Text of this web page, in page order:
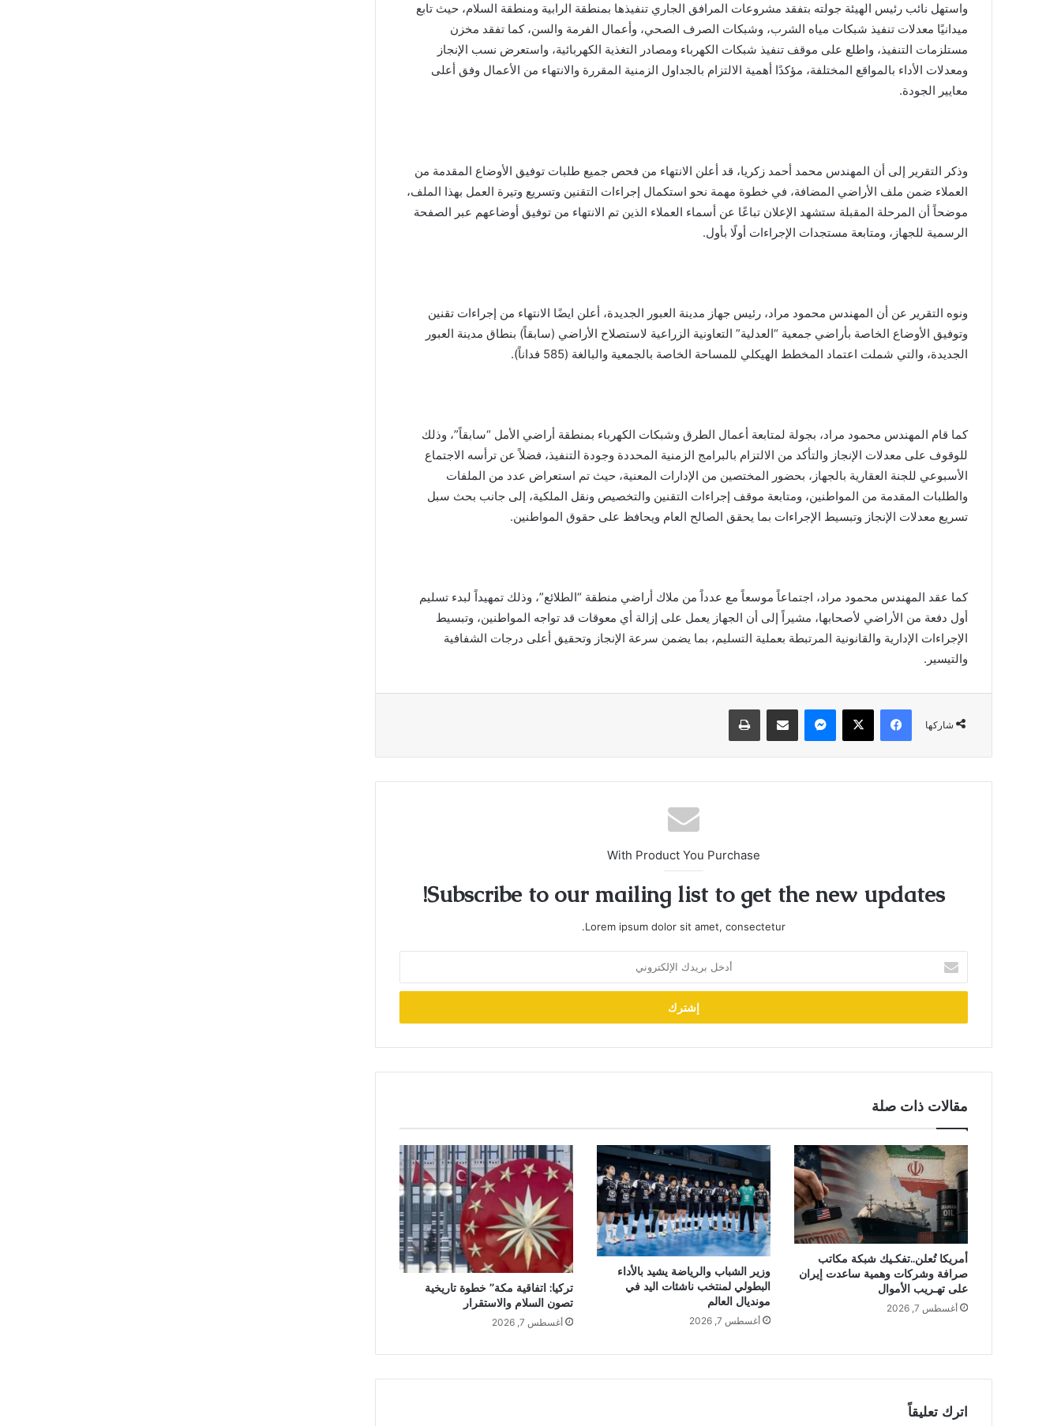
واستهل نائب رئيس الهيئة جولته بتفقد مشروعات المرافق الجاري تنفيذها بمنطقة الرابية ومنطقة السلام، حيث تابع
ميدانيًا معدلات تنفيذ شبكات مياه الشرب، وشبكات الصرف الصحي، وأعمال الفرمة والسن، كما تفقد مخزن
مستلزمات التنفيذ، واطلع على موقف تنفيذ شبكات الكهرباء ومصادر التغذية الكهربائية، واستعرض نسب الإنجاز
ومعدلات الأداء بالمواقع المختلفة، مؤكدًا أهمية الالتزام بالجداول الزمنية المقررة والانتهاء من الأعمال وفق أعلى
معايير الجودة.
وذكر التقرير إلى أن المهندس محمد أحمد زكريا، قد أعلن الانتهاء من فحص جميع طلبات توفيق الأوضاع المقدمة من
العملاء ضمن ملف الأراضي المضافة، في خطوة مهمة نحو استكمال إجراءات التقنين وتسريع وتيرة العمل بهذا الملف،
موضحاً أن المرحلة المقبلة ستشهد الإعلان تباعًا عن أسماء العملاء الذين تم الانتهاء من توفيق أوضاعهم عبر الصفحة
الرسمية للجهاز، ومتابعة مستجدات الإجراءات أولًا بأول.
ونوه التقرير عن أن المهندس محمود مراد، رئيس جهاز مدينة العبور الجديدة، أعلن ايضًا الانتهاء من إجراءات تقنين
وتوفيق الأوضاع الخاصة بأراضي جمعية “العدلية” التعاونية الزراعية لاستصلاح الأراضي (سابقاً) بنطاق مدينة العبور
الجديدة، والتي شملت اعتماد المخطط الهيكلي للمساحة الخاصة بالجمعية والبالغة (585 فداناً).
كما قام المهندس محمود مراد، بجولة لمتابعة أعمال الطرق وشبكات الكهرباء بمنطقة أراضي الأمل “سابقاً”، وذلك
للوقوف على معدلات الإنجاز والتأكد من الالتزام بالبرامج الزمنية المحددة وجودة التنفيذ، فضلاً عن ترأسه الاجتماع
الأسبوعي للجنة العقارية بالجهاز، بحضور المختصين من الإدارات المعنية، حيث تم استعراض عدد من الملفات
والطلبات المقدمة من المواطنين، ومتابعة موقف إجراءات التقنين والتخصيص ونقل الملكية، إلى جانب بحث سبل
تسريع معدلات الإنجاز وتبسيط الإجراءات بما يحقق الصالح العام ويحافظ على حقوق المواطنين.
كما عقد المهندس محمود مراد، اجتماعاً موسعاً مع عدداً من ملاك أراضي منطقة “الطلائع”، وذلك تمهيداً لبدء تسليم
أول دفعة من الأراضي لأصحابها، مشيراً إلى أن الجهاز يعمل على إزالة أي معوقات قد تواجه المواطنين، وتبسيط
الإجراءات الإدارية والقانونية المرتبطة بعملية التسليم، بما يضمن سرعة الإنجاز وتحقيق أعلى درجات الشفافية
والتيسير.
شاركها
فيسبوك X ماسنجر مشاركة عبر البريد طباعة
With Product You Purchase
Subscribe to our mailing list to get the new updates!
Lorem ipsum dolor sit amet, consectetur.
بريدك
الإلكتروني
مقالات ذات صلة
أمريكا تُعلن..تفكـيك شبكة مكاتب
صرافة وشركات وهمية ساعدت إيران
على تهـريب الأموال
أغسطس 7, 2026
وزير الشباب والرياضة يشيد بالأداء
البطولي لمنتخب ناشئات اليد في
مونديال العالم
أغسطس 7, 2026
تركيا: اتفاقية مكة” خطوة تاريخية
تصون السلام والاستقرار
أغسطس 7, 2026
اترك تعليقاً